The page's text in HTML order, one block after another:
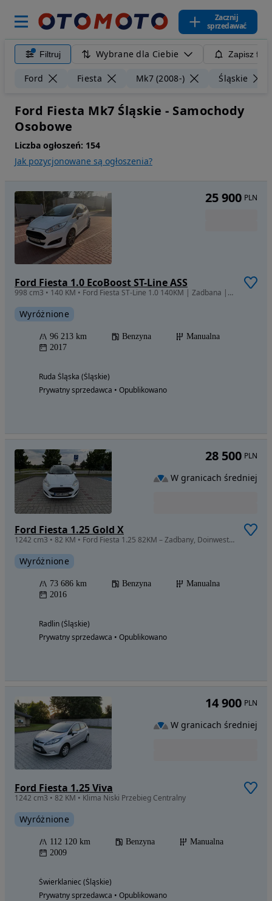
Zacznij
sprzedawać
Filtruj Wybrane dla Ciebie Zapisz
Ford Fiesta Mk7 (2008-) Śląskie
Ford Fiesta Mk7 Śląskie - Samochody
Osobowe
Liczba ogłoszeń: 154
Jak pozycjonowane są ogłoszenia?
Ford Fiesta 1.0 EcoBoost ST-Line ASS
998 cm3 • 140 KM • Ford Fiesta ST-Line 1.0 140KM | Zadbana | FVAT | Niski Przebieg
Wyróżnione
96 213 km Benzyna
Manualna
2017
Ruda Śląska (Śląskie)
Prywatny sprzedawca • Opublikowano
25 900 PLN
Ford Fiesta 1.25 Gold X
1242 cm3 • 82 KM • Ford Fiesta 1.25 82KM – Zadbany, Doinwestowany,
Wyróżnione
73 686 km Benzyna
Manualna
2016
Radlin (Śląskie)
Prywatny sprzedawca • Opublikowano
28 500 PLN
W granicach średniej
Ford Fiesta 1.25 Viva
1242 cm3 • 82 KM • Klima Niski Przebieg Centralny
Wyróżnione
112 120 km Benzyna
Manualna
2009
Świerklaniec (Śląskie)
Prywatny sprzedawca • Opublikowano
14 900 PLN
W granicach średniej